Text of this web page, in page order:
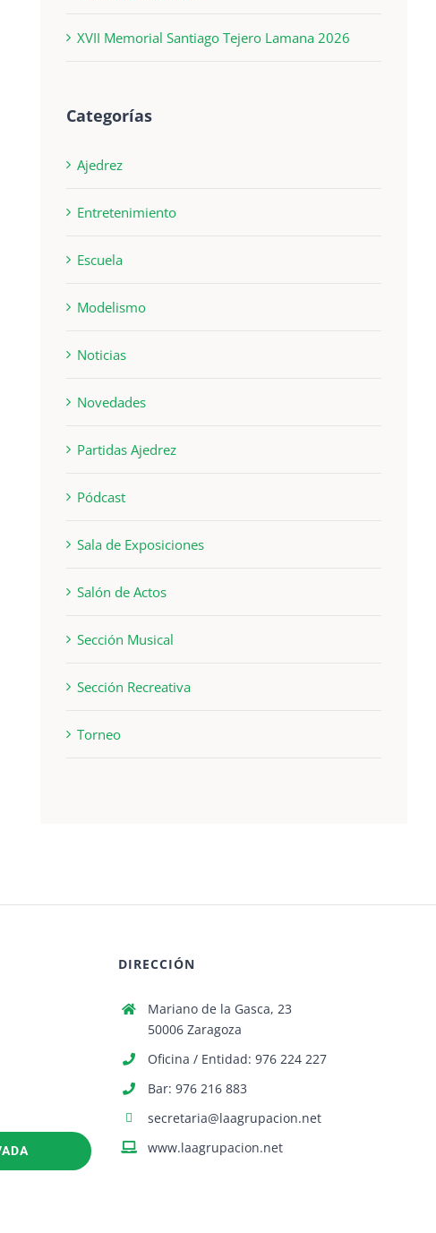
XVII Memorial Santiago Tejero Lamana 2026
Categorías
Ajedrez
Entretenimiento
Escuela
Modelismo
Noticias
Novedades
Partidas Ajedrez
Pódcast
Sala de Exposiciones
Salón de Actos
Sección Musical
Sección Recreativa
Torneo
DIRECCIÓN
Mariano de la Gasca, 23
50006 Zaragoza
Oficina / Entidad: 976 224 227
Bar: 976 216 883
secretaria@laagrupacion.net
www.laagrupacion.net